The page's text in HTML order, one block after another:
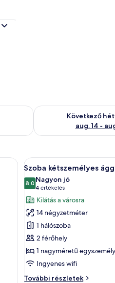
állás ellenőrzése: aug. 7 -
Következő
aug. 14 -
A következő hétvégi
egy virágvázával, valamint egy
íróasztallal és hozzá tartozó
A
következő
szoba
összes
képének
megtekintése:
Szoba
kétszemélyes
ággyal
egy
fő
4
Szoba kétszemélyes
8,010-ből 8,0
Nagyon jó
4 értékelés
(4
értékelés)
Kilátás a városra
14 négyzetméter
1 hálószoba
2 férőhely
1 nagyméretű
Ingyenes wifi
További részletek
Szoba